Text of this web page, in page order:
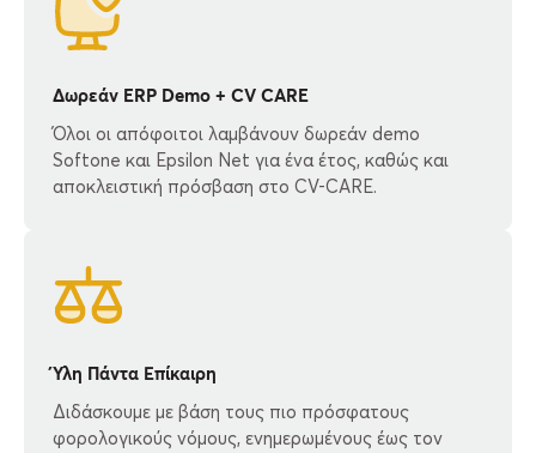
Δωρεάν ERP Demo + CV CARE
Όλοι οι απόφοιτοι λαμβάνουν δωρεάν demo
Softone και Epsilon Net για ένα έτος, καθώς και
αποκλειστική πρόσβαση στο CV-CARE.
Ύλη Πάντα Επίκαιρη
Διδάσκουμε με βάση τους πιο πρόσφατους
φορολογικούς νόμους, ενημερωμένους έως τον